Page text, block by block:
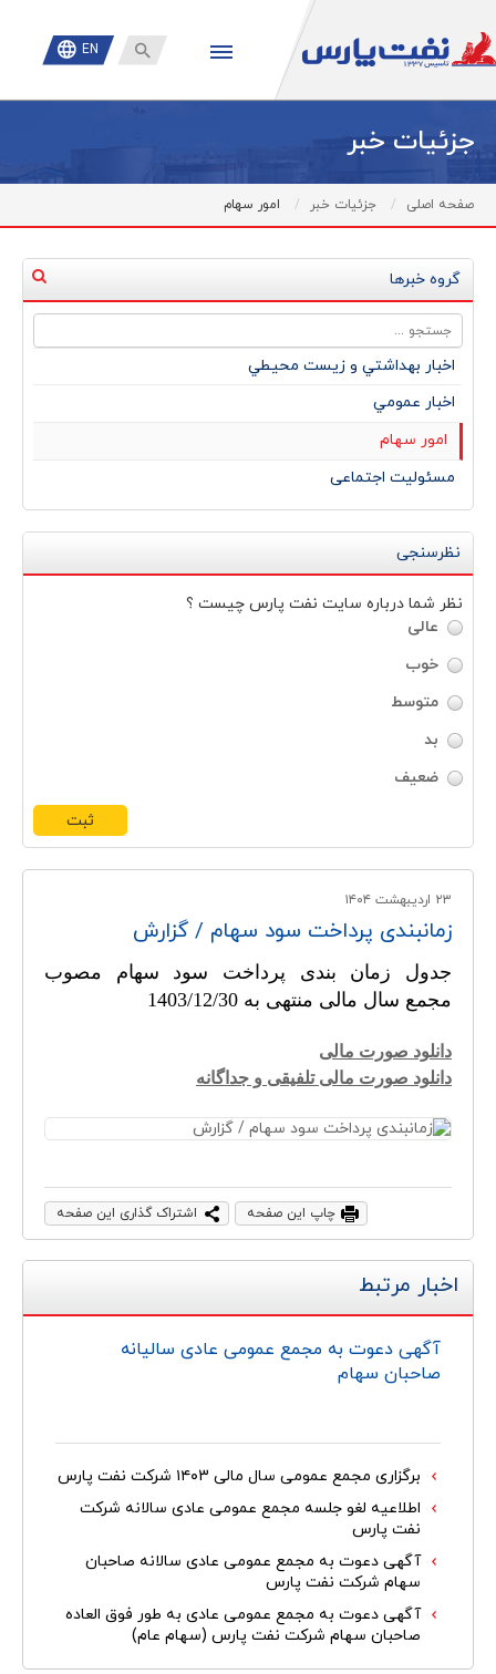
 EN
جزئیات خبر
صفحه اصلی جزئیات خبر امور سهام
گروه خبرها
اخبار بهداشتي و زيست محيطي
اخبار عمومي
امور سهام
مسئولیت اجتماعی
نظرسنجی
نظر شما درباره سايت نفت پارس چيست ؟
عالی
خوب
متوسط
بد
ضعیف
۲۳ ارديبهشت ۱۴۰۴
زمانبندی پرداخت سود سهام / گزارش
جدول زمان بندی پرداخت سود سهام مصوب
مجمع سال مالی منتهی به 1403/12/30
دانلود صورت مالی
دانلود صورت مالی تلفیقی و جداگانه
اشتراک گذاری این صفحه چاپ این صفحه
اخبار مرتبط
آگهی دعوت به مجمع عمومی عادی سالیانه
صاحبان سهام
برگزاری مجمع عمومی سال مالی ۱۴۰3 شرکت نفت پارس
اطلاعیه لغو جلسه مجمع عمومی عادی سالانه شرکت
نفت پارس
آگهی دعوت به مجمع عمومی عادی سالانه صاحبان
سهام شرکت نفت پارس
آگهی دعوت به مجمع عمومی عادی به طور فوق العاده
صاحبان سهام شرکت نفت پارس (سهام عام)